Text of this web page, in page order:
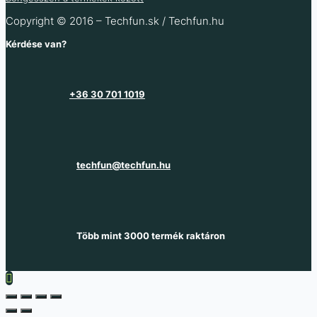
Copyright © 2016 – Techfun.sk / Techfun.hu
Kérdése van?
+36 30 701 1019
techfun@techfun.hu
Több mint 3000 termék raktáron